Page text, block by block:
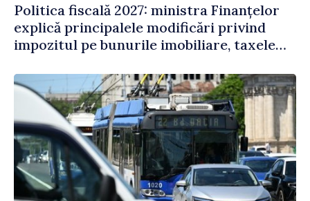
Politica fiscală 2027: ministra Finanțelor
explică principalele modificări privind
impozitul pe bunurile imobiliare, taxele